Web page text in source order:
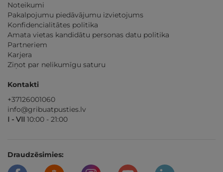
Noteikumi
Pakalpojumu piedāvājumu izvietojums
Konfidencialitātes politika
Amata vietas kandidātu personas datu politika
Partneriem
Karjera
Ziņot par nelikumīgu saturu
Kontakti
+37126001060
info@gribuatpusties.lv
I - VII 10:00 - 21:00
Draudzēsimies: